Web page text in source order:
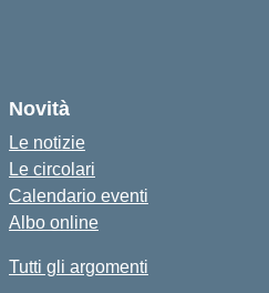
Novità
Le notizie
Le circolari
Calendario eventi
Albo online
Tutti gli argomenti